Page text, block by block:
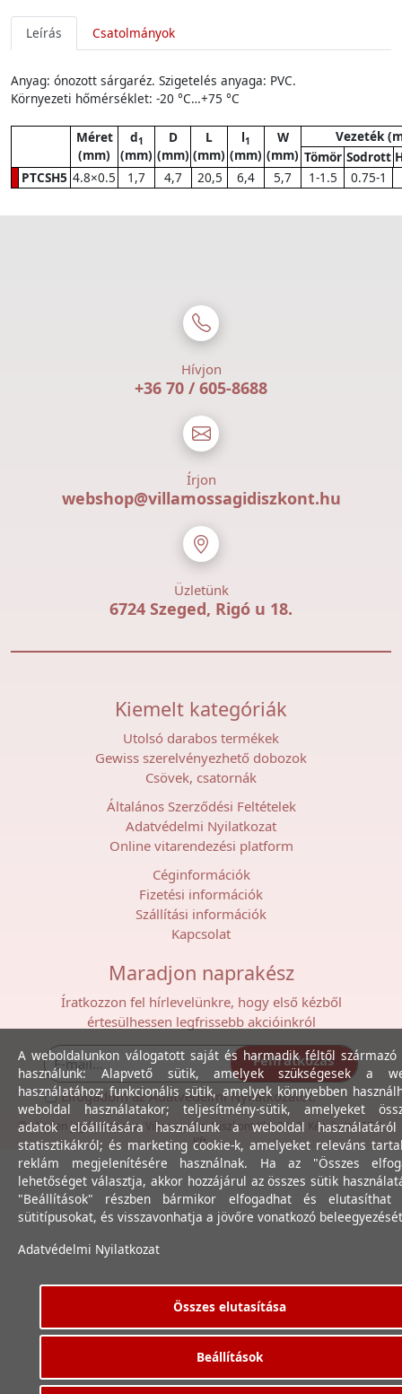
Leírás Csatolmányok
Anyag: ónozott sárgaréz. Szigetelés anyaga: PVC.
Környezeti hőmérséklet: -20 °C…+75 °C
Méret
(mm)
d1
(mm)
D
(mm)
L
(mm)
l1
(mm)
W
(mm)
Vezeték
Tömör Sodrott
PTCSH5 4.8×0.5 1,7 4,7 20,5 6,4 5,7 1-1.5 0.75-1
Hívjon
+36 70 / 605-8688
Írjon
webshop@villamossagidiszkont.hu
Üzletünk
6724 Szeged, Rigó u 18.
Kiemelt kategóriák
Utolsó darabos termékek
Gewiss szerelvényezhető dobozok
Csövek, csatornák
Általános Szerződési Feltételek
Adatvédelmi Nyilatkozat
Online vitarendezési platform
Céginformációk
Fizetési információk
Szállítási információk
Kapcsolat
Maradjon naprakész
Íratkozzon fel hírlevelünkre, hogy első kézből
értesülhessen legfrissebb akcióinkról
Feliratkozás
Elfogadom azAdatvédelmi Nyilatkozatot.
© Minden jog fenntartva. Villamossági Diszkont Kkt. 2012. Készítette:I.T.C.
Kft.
A weboldalunkon válogatott saját és harmadik féltől származó
használunk: Alapvető sütik, amelyek szükségesek a
használatához; funkcionális sütik, amelyek könnyebben
weboldal használatakor; teljesítmény-sütik, amelyeket
adatok előállítására használunk a weboldal
statisztikákról; és marketing cookie-k, amelyeket releváns
reklám megjelenítésére használnak. Ha az "Összes
lehetőséget választja, akkor hozzájárul az összes sütik
"Beállítások" részben bármikor elfogadhat és elutasíthat
sütitípusokat, és visszavonhatja a jövőre vonatkozó
Adatvédelmi Nyilatkozat
Összes elutasítása
Beállítások